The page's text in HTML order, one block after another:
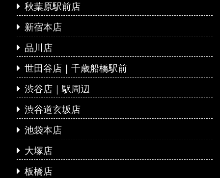
秋葉原駅前店
新宿本店
品川店
世田谷店｜千歳船橋駅前
渋谷店｜駅周辺
渋谷道玄坂店
池袋本店
大塚店
板橋店